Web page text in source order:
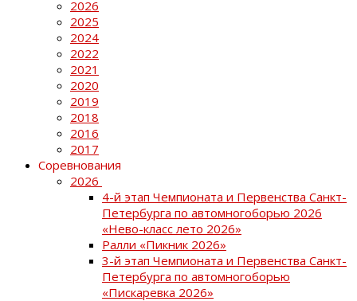
2026
2025
2024
2022
2021
2020
2019
2018
2016
2017
Соревнования
2026
4-й этап Чемпионата и Первенства Санкт-
Петербурга по автомногоборью 2026
«Нево-класс лето 2026»
Ралли «Пикник 2026»
3-й этап Чемпионата и Первенства Санкт-
Петербурга по автомногоборью
«Пискаревка 2026»